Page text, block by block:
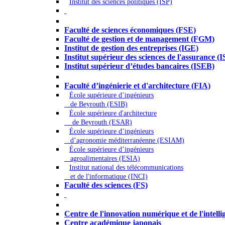
Institut des sciences politiques (ISP)
Faculté de sciences économiques (FSE)
Faculté de gestion et de management (FGM)
Institut de gestion des entreprises (IGE)
Institut supérieur des sciences de l'assurance
Institut supérieur d’études bancaires (ISEB)
Faculté d’ingénierie et d'architecture (FIA)
École supérieure d’ingénieurs
de Beyrouth (ESIB)
École supérieure d'architecture
de Beyrouth (ESAR)
École supérieure d’ingénieurs
d’agronomie méditerranéenne (ESIAM)
École supérieure d’ingénieurs
agroalimentaires (ESIA)
Institut national des télécommunications
et de l'informatique (INCI)
Faculté des sciences (FS)
Centre de l'innovation numérique et de
Centre académique japonais